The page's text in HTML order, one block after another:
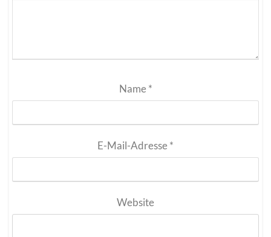
Name*
E-Mail-Adresse*
Website